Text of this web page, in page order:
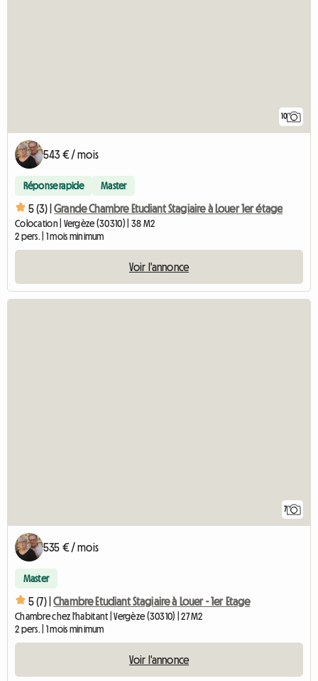
10
543 € / mois
Réponse rapide Master
5 (3) | Grande Chambre Etudiant Stagiaire à Louer 1er étage
Colocation | Vergèze (30310) | 38 M2
2 pers. | 1 mois minimum
Voir l'annonce
7
535 € / mois
Master
5 (7) | Chambre Etudiant Stagiaire à Louer - 1er Etage
Chambre chez l'habitant | Vergèze (30310) | 27 M2
2 pers. | 1 mois minimum
Voir l'annonce